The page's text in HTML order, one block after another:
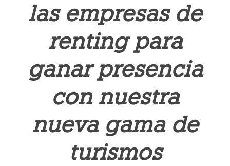
las empresas de
renting para
ganar presencia
con nuestra
nueva gama de
turismos